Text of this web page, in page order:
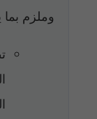
وملزم بما